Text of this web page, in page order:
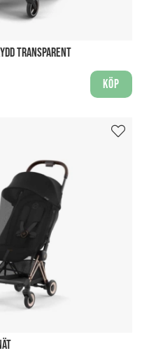
TRANSPARENT
Köp